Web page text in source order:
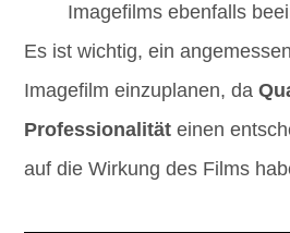
Imagefilms ebenfalls
Es ist wichtig, ein
Imagefilm einzuplanen, da
Professionalität einen
auf die Wirkung des Films